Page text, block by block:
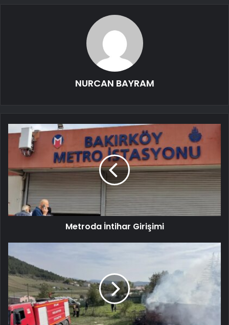
NURCAN BAYRAM
Metroda İntihar Girişimi